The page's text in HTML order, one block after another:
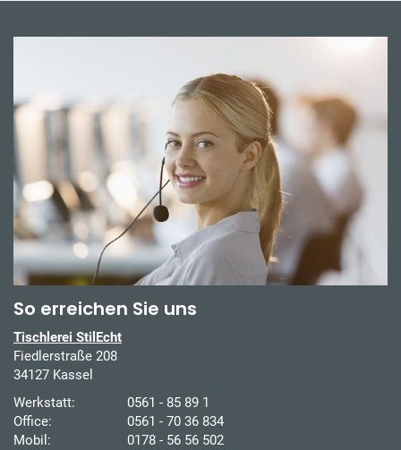
So erreichen Sie uns
Tischlerei StilEcht
Fiedlerstraße 208
34127 Kassel
Werkstatt:
0561 - 85 89 1
Office:
0561 - 70 36 834
Mobil:
0178 - 56 56 502